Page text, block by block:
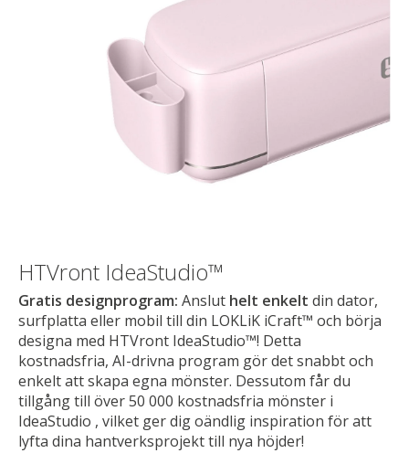
HTVront IdeaStudio™
Gratis designprogram:Anslut helt enkeltdin dator,
surfplatta eller mobil till din LOKLiK iCraft™ och börja
designa med HTVront IdeaStudio™! Detta
kostnadsfria, AI-drivna program gör det snabbt och
enkelt att skapa egna mönster. Dessutom får du
tillgång till över 50 000 kostnadsfria mönster i
IdeaStudio , vilket ger dig oändlig inspiration för att
lyfta dina hantverksprojekt till nya höjder!